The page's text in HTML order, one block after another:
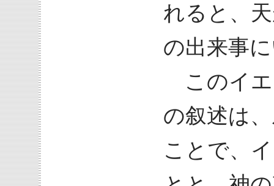
れると、
の出来事
このイエ
の叙述は
ことで、